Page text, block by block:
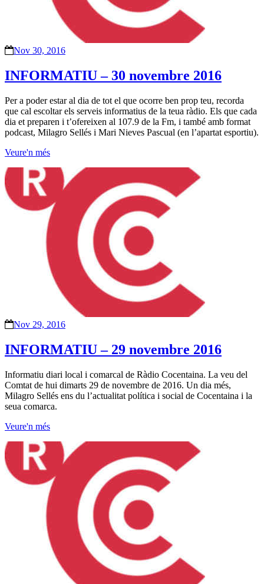
Nov 30, 2016
INFORMATIU – 30 novembre 2016
Per a poder estar al dia de tot el que ocorre ben prop teu, recorda
que cal escoltar els serveis informatius de la teua ràdio. Els que cada
dia et preparen i t’ofereixen al 107.9 de la Fm, i també amb format
podcast, Milagro Sellés i Mari Nieves Pascual (en l’apartat esportiu).
Veure'n més
Nov 29, 2016
INFORMATIU – 29 novembre 2016
Informatiu diari local i comarcal de Ràdio Cocentaina. La veu del
Comtat de hui dimarts 29 de novembre de 2016. Un dia més,
Milagro Sellés ens du l’actualitat política i social de Cocentaina i la
seua comarca.
Veure'n més